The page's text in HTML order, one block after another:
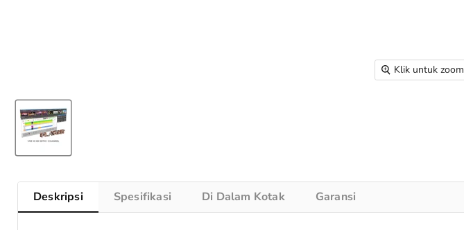
Klik untuk zoom
Deskripsi Spesifikasi Di Dalam Kotak Garansi